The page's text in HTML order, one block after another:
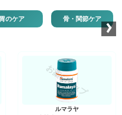
胃のケア 骨・関節ケア ›
お薬ショップ
ルマラヤ